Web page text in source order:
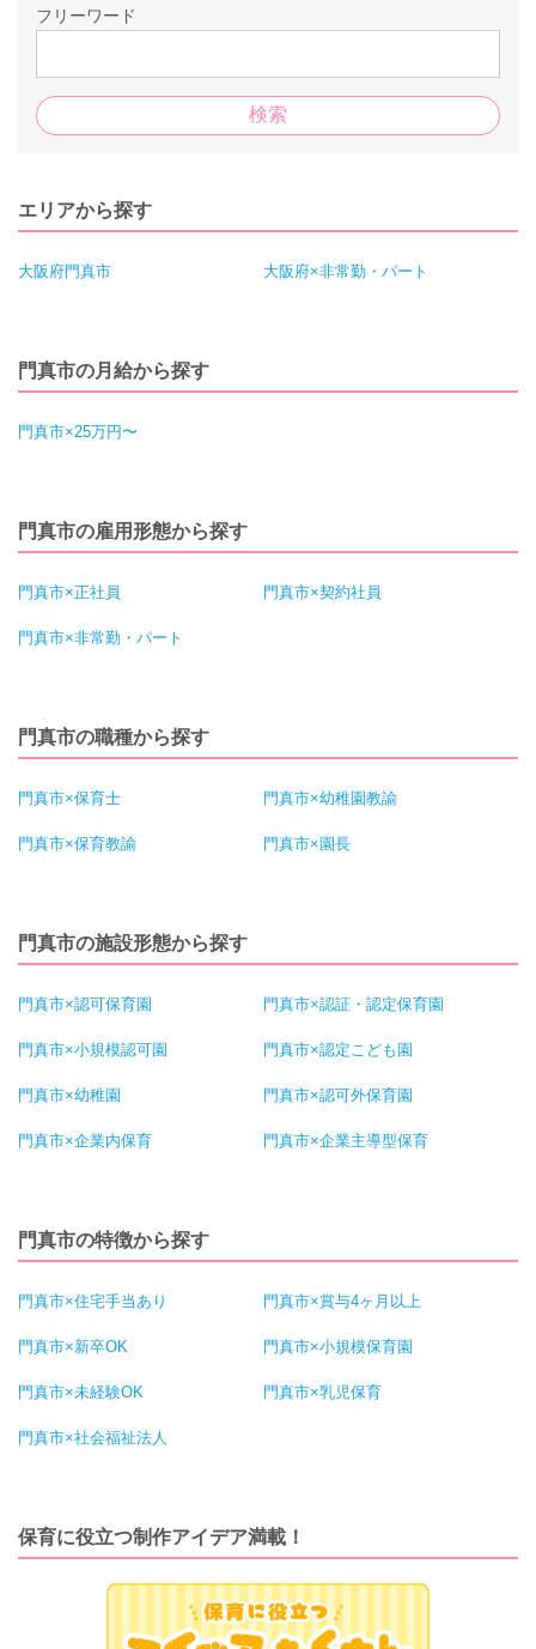
フリーワード
エリアから探す
大阪府門真市 大阪府×非常勤・パート
門真市の月給から探す
門真市×25万円〜
門真市の雇用形態から探す
門真市×正社員 門真市×契約社員
門真市×非常勤・パート
門真市の職種から探す
門真市×保育士 門真市×幼稚園教諭
門真市×保育教諭 門真市×園長
門真市の施設形態から探す
門真市×認可保育園 門真市×認証・認定保育園
門真市×小規模認可園 門真市×認定こども園
門真市×幼稚園 門真市×認可外保育園
門真市×企業内保育 門真市×企業主導型保育
門真市の特徴から探す
門真市×住宅手当あり 門真市×賞与4ヶ月以上
門真市×新卒OK 門真市×小規模保育園
門真市×未経験OK 門真市×乳児保育
門真市×社会福祉法人
保育に役立つ制作アイデア満載！